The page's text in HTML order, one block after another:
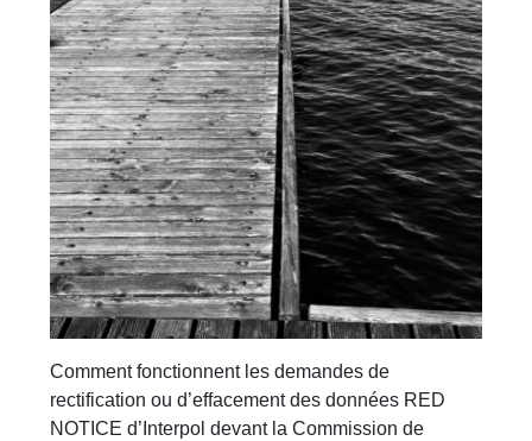
Comment fonctionnent les demandes de
rectification ou d’effacement des données RED
NOTICE d’Interpol devant la Commission de